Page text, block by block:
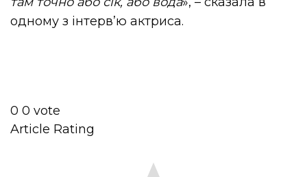
одному з інтерв’ю актриса.
0 0 vote
Article Rating